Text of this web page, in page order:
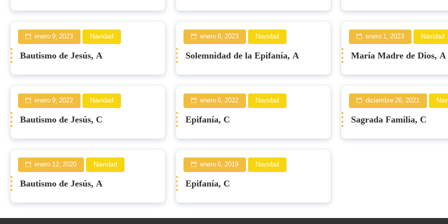
enero 9, 2023 Navidad
Bautismo de Jesús, A
enero 8, 2023 Navidad
Solemnidad de la Epifanía, A
enero 1, 2023 Navidad
María Madre de Dios, A
enero 9, 2022 Navidad
Bautismo de Jesús, C
enero 6, 2022 Navidad
Epifanía, C
diciembre 26, 2021
Sagrada Familia, C
enero 12, 2020 Navidad
Bautismo de Jesús, A
enero 6, 2019 Navidad
Epifanía, C